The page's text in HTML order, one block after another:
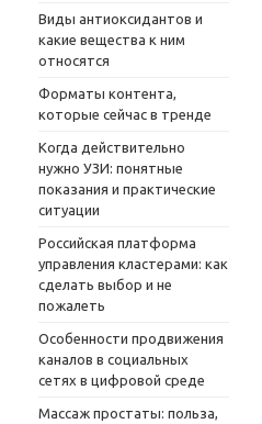
Виды антиоксидантов и
какие вещества к ним
относятся
Форматы контента,
которые сейчас в тренде
Когда действительно
нужно УЗИ: понятные
показания и практические
ситуации
Российская платформа
управления кластерами: как
сделать выбор и не
пожалеть
Особенности продвижения
каналов в социальных
сетях в цифровой среде
Массаж простаты: польза,